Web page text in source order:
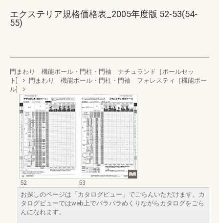
エクステリア規格価格表_2005年度版 52-53(54-
55)
門まわり 機能ポール・門柱・門袖 ナチュランド［ポールセッ
ト]
門まわり 機能ポール・門柱・門袖 フォレスティ［機能ポー
ル]
52
53
お探しのページは「カタログビュー」でごらんいただけます。カ
タログビューではweb上でパラパラめくりながらカタログをごら
んになれます。